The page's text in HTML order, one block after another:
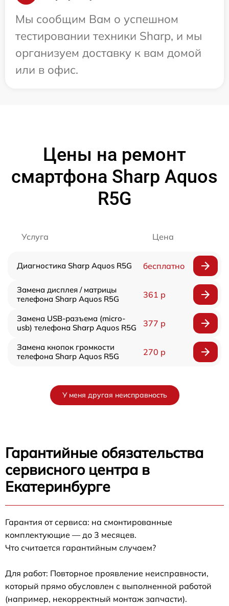
Мы сообщим Вам о успешном
тестировании техники Sharp, и мы
организуем доставку к вам домой
или в офис.
Цены на ремонт
смартфона Sharp Aquos
R5G
Услуга Цена
Диагностика Sharp Aquos R5G бесплатно
Замена дисплея / матрицы
телефона Sharp Aquos R5G
361 р
Замена USB-разъема (micro-
usb) телефона Sharp Aquos R5G
377 р
Замена кнопок громкости
телефона Sharp Aquos R5G
270 р
У меня другая неисправность
Гарантийные обязательства
сервисного центра в
Екатеринбурге
Гарантия от сервиса: на смонтированные
комплектующие — до 3 месяцев.
Что считается гарантийным случаем?
Для работ: Повторное проявление неисправности,
который прямо обусловлен с выполненной работой
(например, некорректный монтаж запчасти).